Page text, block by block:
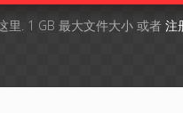
里. 1 GB 最大文件大小 或者 注